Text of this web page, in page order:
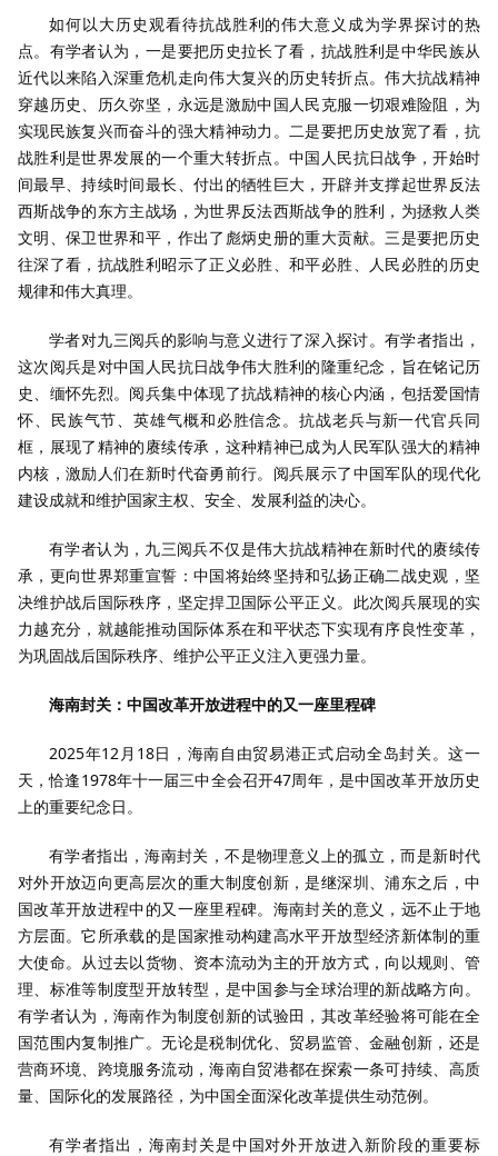
如何以大历史观看待抗战胜利的伟大意义成为学界探讨的热
点。有学者认为，一是要把历史拉长了看，抗战胜利是中华民族从
近代以来陷入深重危机走向伟大复兴的历史转折点。伟大抗战精神
穿越历史、历久弥坚，永远是激励中国人民克服一切艰难险阻，为
实现民族复兴而奋斗的强大精神动力。二是要把历史放宽了看，抗
战胜利是世界发展的一个重大转折点。中国人民抗日战争，开始时
间最早、持续时间最长、付出的牺牲巨大，开辟并支撑起世界反法
西斯战争的东方主战场，为世界反法西斯战争的胜利，为拯救人类
文明、保卫世界和平，作出了彪炳史册的重大贡献。三是要把历史
往深了看，抗战胜利昭示了正义必胜、和平必胜、人民必胜的历史
规律和伟大真理。
学者对九三阅兵的影响与意义进行了深入探讨。有学者指出，
这次阅兵是对中国人民抗日战争伟大胜利的隆重纪念，旨在铭记历
史、缅怀先烈。阅兵集中体现了抗战精神的核心内涵，包括爱国情
怀、民族气节、英雄气概和必胜信念。抗战老兵与新一代官兵同
框，展现了精神的赓续传承，这种精神已成为人民军队强大的精神
内核，激励人们在新时代奋勇前行。阅兵展示了中国军队的现代化
建设成就和维护国家主权、安全、发展利益的决心。
有学者认为，九三阅兵不仅是伟大抗战精神在新时代的赓续传
承，更向世界郑重宣誓：中国将始终坚持和弘扬正确二战史观，坚
决维护战后国际秩序，坚定捍卫国际公平正义。此次阅兵展现的实
力越充分，就越能推动国际体系在和平状态下实现有序良性变革，
为巩固战后国际秩序、维护公平正义注入更强力量。
海南封关：中国改革开放进程中的又一座里程碑
2025年12月18日，海南自由贸易港正式启动全岛封关。这一
天，恰逢1978年十一届三中全会召开47周年，是中国改革开放历史
上的重要纪念日。
有学者指出，海南封关，不是物理意义上的孤立，而是新时代
对外开放迈向更高层次的重大制度创新，是继深圳、浦东之后，中
国改革开放进程中的又一座里程碑。海南封关的意义，远不止于地
方层面。它所承载的是国家推动构建高水平开放型经济新体制的重
大使命。从过去以货物、资本流动为主的开放方式，向以规则、管
理、标准等制度型开放转型，是中国参与全球治理的新战略方向。
有学者认为，海南作为制度创新的试验田，其改革经验将可能在全
国范围内复制推广。无论是税制优化、贸易监管、金融创新，还是
营商环境、跨境服务流动，海南自贸港都在探索一条可持续、高质
量、国际化的发展路径，为中国全面深化改革提供生动范例。
有学者指出，海南封关是中国对外开放进入新阶段的重要标